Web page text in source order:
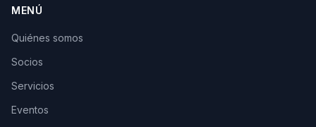
MENÚ
Quiénes somos
Socios
Servicios
Eventos